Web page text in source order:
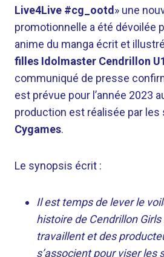
Live4Live #cg_ootd » une
promotionnelle a été dévoilée
anime du manga écrit et
filles Idolmaster Cendrillon
communiqué de presse
est prévue pour l’année 2023
production est réalisée par les
Cygames.
Le synopsis écrit :
Il est temps de lever le
histoire de Cendrillon
travaillent et des
s’associent pour viser les